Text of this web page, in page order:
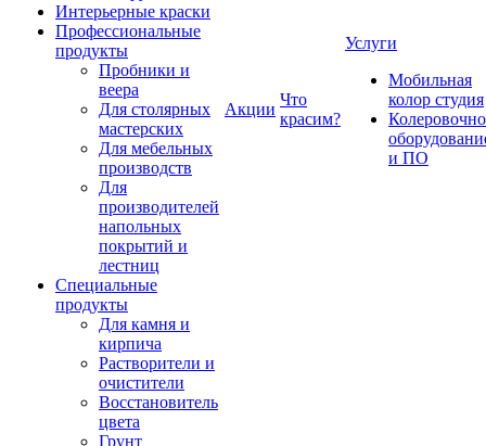
Интерьерные краски
Профессиональные
продукты
Пробники и
веера
Для столярных
мастерских
Для мебельных
производств
Для
производителей
напольных
покрытий и
лестниц
Специальные
продукты
Для камня и
кирпича
Растворители и
очистители
Восстановитель
цвета
Грунт
Акции
Что
красим?
Услуги
Мобильная
колор студия
и ПО